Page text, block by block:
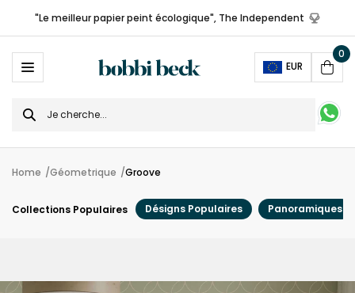
"Le meilleur papier peint écologique", The Independent
EUR
Cart
0
Search
for
Home Géometrique Groove
Collections Populaires Désigns Populaires Panoramiques